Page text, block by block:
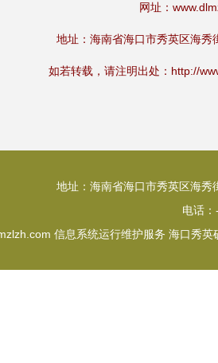
网址：
地址：海南省海口市秀英区海秀
如若转载，请注明出处：http://
地址：海南省海口市秀英区海秀
电话：-
信息系统运行维护服务 海口秀英